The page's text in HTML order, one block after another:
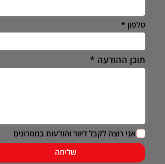
טלפון
תוכן ההודעה
אני רוצה לקבל דיוור והודעות במסרונים
שליחה